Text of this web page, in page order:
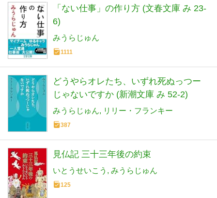
「ない仕事」の作り方 (文春文庫 み 23-
6)
みうらじゅん
1111
どうやらオレたち、いずれ死ぬっつー
じゃないですか (新潮文庫 み 52-2)
みうらじゅん リリー・フランキー
387
見仏記 三十三年後の約束
いとうせいこう みうらじゅん
125